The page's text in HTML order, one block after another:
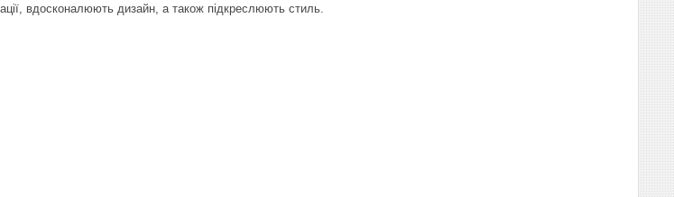
вдосконалюють дизайн, а також підкреслюють стиль.